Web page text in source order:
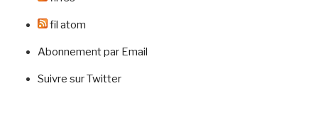
fil atom
Abonnement par Email
Suivre sur Twitter